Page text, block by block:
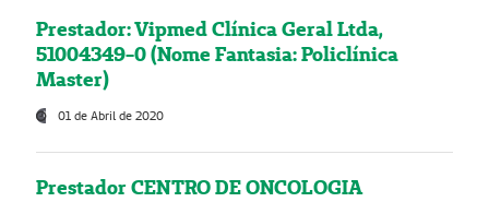
Prestador: Vipmed Clínica Geral Ltda,
51004349-0 (Nome Fantasia: Policlínica
Master)
01 de Abril de 2020
Prestador CENTRO DE ONCOLOGIA